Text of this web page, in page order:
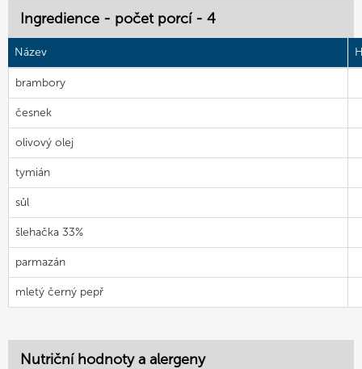
Ingredience - počet porcí - 4
Název
brambory
česnek
olivový olej
tymián
sůl
šlehačka 33%
parmazán
mletý černý pepř
Nutriční hodnoty a alergeny